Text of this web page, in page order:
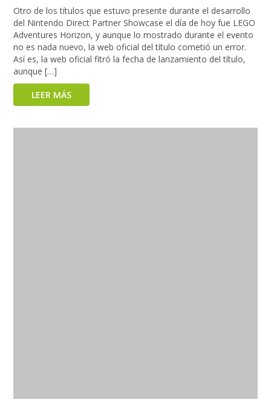
Otro de los títulos que estuvo presente durante el desarrollo
del Nintendo Direct Partner Showcase el día de hoy fue LEGO
Adventures Horizon, y aunque lo mostrado durante el evento
no es nada nuevo, la web oficial del título cometió un error.
Así es, la web oficial fitró la fecha de lanzamiento del título,
aunque […]
LEER MÁS